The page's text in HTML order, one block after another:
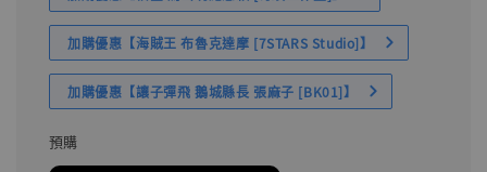
加購優惠【海賊王 布魯克達摩 [7STARS Studio]】
加購優惠【讓子彈飛 鵝城縣長 張麻子 [BK01]】
預購